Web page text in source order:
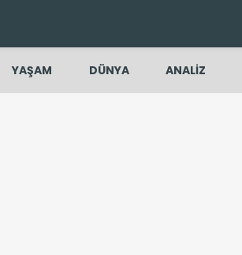
YAŞAM DÜNYA ANALİZ